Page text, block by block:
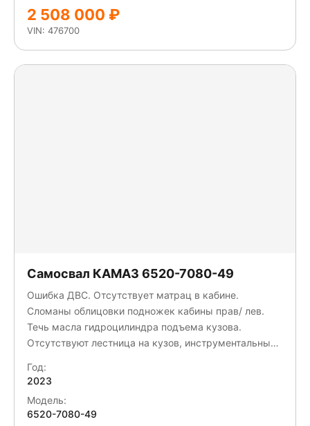
2 508 000 ₽
VIN: 476700
Самосвал КАМАЗ 6520-7080-49
Ошибка ДВС. Отсутствует матрац в кабине.
Сломаны облицовки подножек кабины прав/ лев.
Течь масла гидроцилиндра подъема кузова.
Отсутствуют лестница на кузов, инструментальный
защита сломана, левая деформирована.
Год:
2023
Модель:
6520-7080-49